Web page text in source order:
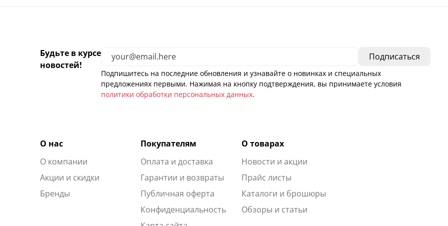
Будьте в курсе
новостей!
Подпишитесь на последние обновления и узнавайте о новинках и специальных
предложениях первыми. Нажимая на кнопку подтверждения, вы принимаете условия
политики обработки персональных данных.
О нас
О компании
Акции и скидки
Бренды
Покупателям
Оплата и доставка
Гарантии и возвраты
Публичная оферта
Конфиденциальность
О товарах
Новости и акции
Прайс листы
Каталоги и брошюры
Обзоры и статьи